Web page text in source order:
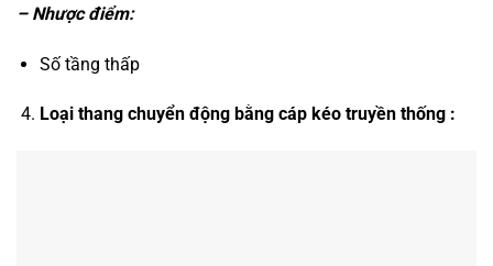
– Nhược điểm:
Số tầng thấp
Loại thang chuyển động bằng cáp kéo truyền thống :